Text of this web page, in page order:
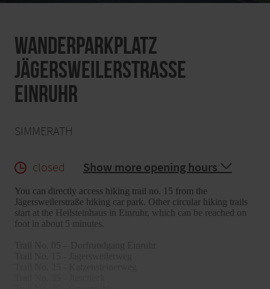
Wanderparkplatz
Jägersweilerstraße
Einruhr
SIMMERATH
closed Show more opening hours
You can directly access hiking trail no. 15 from the
Jägersweilerstraße hiking car park. Other circular hiking trails
start at the Heilsteinhaus in Einruhr, which can be reached on
foot in about 5 minutes.